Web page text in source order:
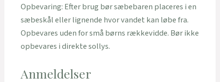
Opbevaring: Efter brug bør sæbebaren placeres i en
sæbeskål eller lignende hvor vandet kan løbe fra.
Opbevares uden for små børns rækkevidde. Bør ikke
opbevares i direkte sollys.
Anmeldelser